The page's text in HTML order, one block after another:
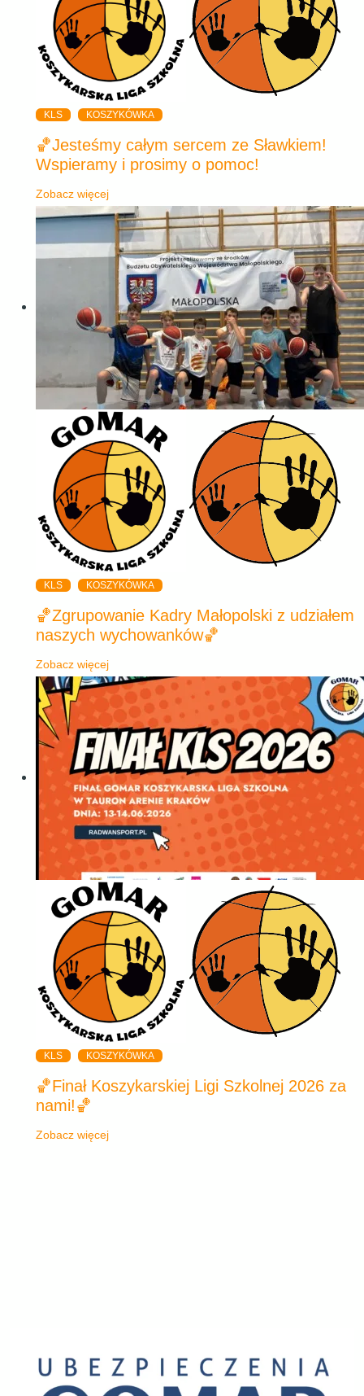
KLS KOSZYKÓWKA
🏀Jesteśmy całym sercem ze Sławkiem!
Wspieramy i prosimy o pomoc!
Zobacz więcej
KLS KOSZYKÓWKA
🏀Zgrupowanie Kadry Małopolski z udziałem
naszych wychowanków🏀
Zobacz więcej
KLS KOSZYKÓWKA
🏀Finał Koszykarskiej Ligi Szkolnej 2026 za
nami!🏀
Zobacz więcej